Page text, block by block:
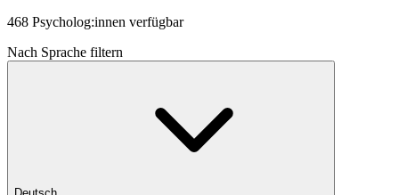
468 Psycholog:innen verfügbar
Nach Sprache filtern